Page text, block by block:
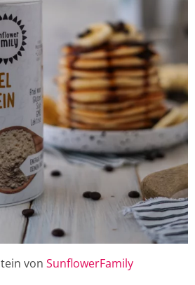
von SunflowerFamily